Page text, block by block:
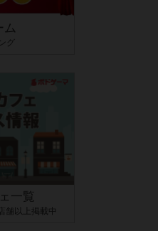
ム
グ
一覧
舗以上掲載中